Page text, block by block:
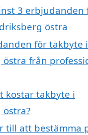
3 erbjudanden
östra
för takbyte i
från
kostar takbyte i
till att bestämma